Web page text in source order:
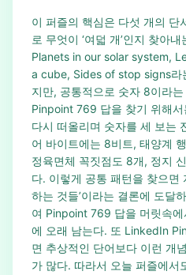
이 퍼즐의 핵심은 다섯 개의 단
로 무엇이 ‘여덟 개’인지 찾아
Planets in our solar system,
a cube, Sides of stop signs라
지만, 공통적으로 숫자 8이라
Pinpoint 769 답을 찾기 위해
다시 떠올리며 숫자를 세 보는
어 바이트에는 8비트, 태양계
정육면체 꼭짓점도 8개, 정지
다. 이렇게 공통 패턴을 찾으면
하는 것들’이라는 결론에 도달
여 Pinpoint 769 답을 머릿속
에 오래 남는다. 또 LinkedIn
면 추상적인 단어보다 이런 개
가 많다. 따라서 오늘 퍼즐에서